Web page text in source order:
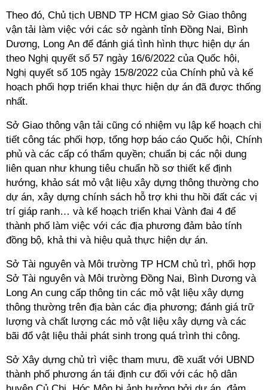
Theo đó, Chủ tịch UBND TP HCM giao Sở Giao thông
vận tải làm việc với các sở ngành tỉnh Đồng Nai, Bình
Dương, Long An để đánh giá tình hình thực hiện dự án
theo Nghị quyết số 57 ngày 16/6/2022 của Quốc hội,
Nghị quyết số 105 ngày 15/8/2022 của Chính phủ và kế
hoạch phối hợp triển khai thực hiện dự án đã được thống
nhất.
Sở Giao thông vận tải cũng có nhiệm vụ lập kế hoạch chi
tiết công tác phối hợp, tổng hợp báo cáo Quốc hội, Chính
phủ và các cấp có thẩm quyền; chuẩn bị các nội dung
liên quan như khung tiêu chuẩn hồ sơ thiết kế định
hướng, khảo sát mỏ vật liệu xây dựng thông thường cho
dự án, xây dựng chính sách hỗ trợ khi thu hồi đất các vị
trí giáp ranh… và kế hoạch triển khai Vành đai 4 để
thành phố làm việc với các địa phương đảm bảo tính
đồng bộ, khả thi và hiệu quả thực hiện dự án.
Sở Tài nguyên và Môi trường TP HCM chủ trì, phối hợp
Sở Tài nguyên và Môi trường Đồng Nai, Bình Dương và
Long An cung cấp thông tin các mỏ vật liệu xây dựng
thông thường trên địa bàn các địa phương; đánh giá trữ
lượng và chất lượng các mỏ vật liệu xây dựng và các
bãi đổ vật liệu thải phát sinh trong quá trình thi công.
Sở Xây dựng chủ trì việc tham mưu, đề xuất với UBND
thành phố phương án tái định cư đối với các hộ dân